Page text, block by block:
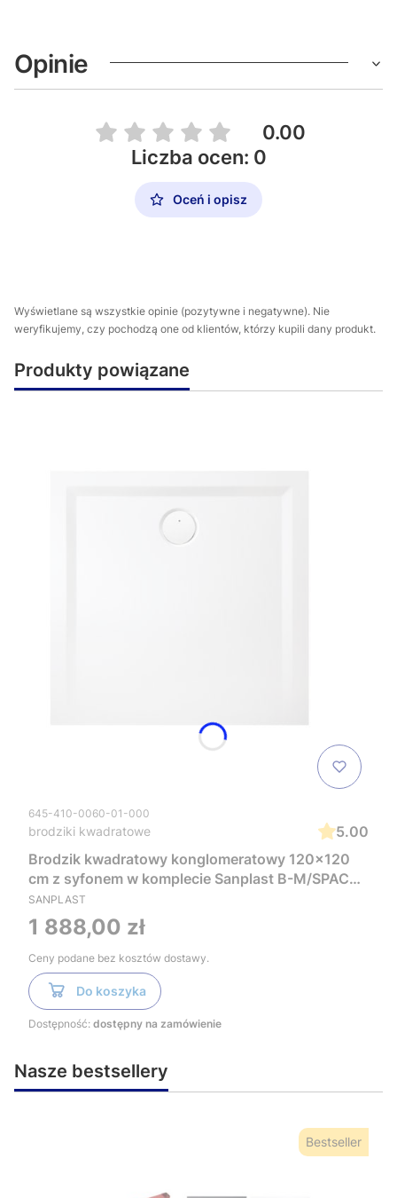
Opinie
0.00
Liczba ocen: 0
Oceń i opisz
Wyświetlane są wszystkie opinie (pozytywne i negatywne). Nie
weryfikujemy, czy pochodzą one od klientów, którzy kupili dany produkt.
Produkty powiązane
645-410-0060-01-000
brodziki kwadratowe
5.00
Brodzik kwadratowy konglomeratowy 120x120
cm z syfonem w komplecie Sanplast B-M/SPACE
S 645-410-0060-01-000 biały
SANPLAST
Cena
1 888,00 zł
Ceny podane bez kosztów dostawy.
Do koszyka
Dostępność: dostępny na zamówienie
Nasze bestsellery
Bestseller